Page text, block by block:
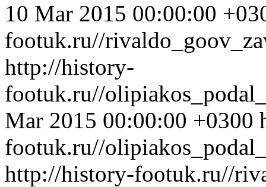
10 Mar 2015 00:00:00
footuk.ru//
http://history-
footuk.ru//
Mar 2015 00:00:00 +0300
footuk.ru//
http://history-footuk.ru//